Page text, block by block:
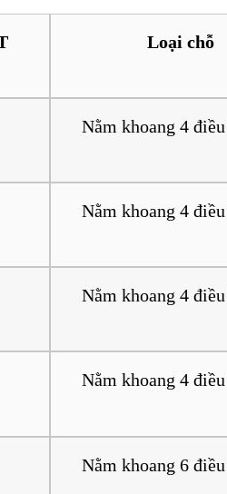
Loại chỗ
Nằm khoang 4
Nằm khoang 4
Nằm khoang 4
Nằm khoang 4
Nằm khoang 6